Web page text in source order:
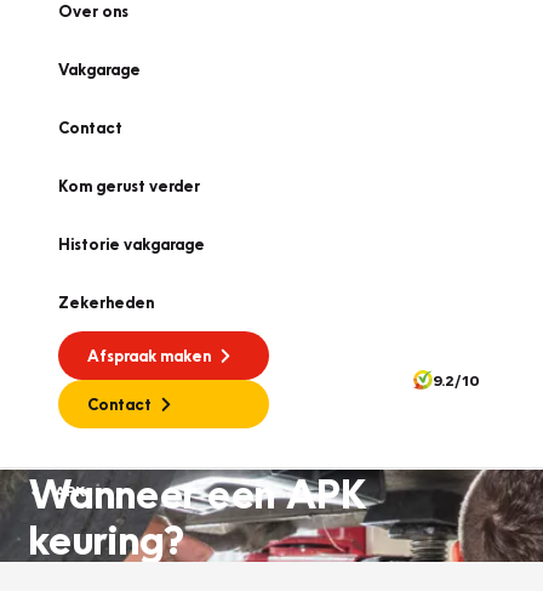
Over ons
Vakgarage
Contact
Kom gerust verder
Historie vakgarage
Zekerheden
Afspraak maken
Contact
9.2/10
APK
Wanneer een APK
keuring?